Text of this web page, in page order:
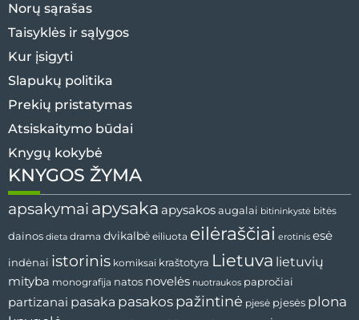
Norų sąrašas
Taisyklės ir sąlygos
Kur įsigyti
Slapukų politika
Prekių pristatymas
Atsiskaitymo būdai
Knygų kokybė
KNYGOS ŽYMA
apsakymai apysaka apysakos augalai bitininkystė bitės
dainos dieta drama dvikalbė eiliuota eilėraščiai erotinis esė
indėnai istorinis komiksai kraštotyra Lietuva lietuvių
mityba monografija natos novelės nuotraukos papročiai
partizanai pasaka pasakos pažintinė pjesė pjesės plona